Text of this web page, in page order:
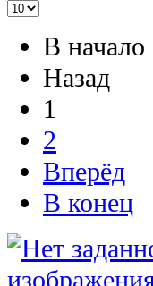
В начало
Назад
1
2
Вперёд
В конец